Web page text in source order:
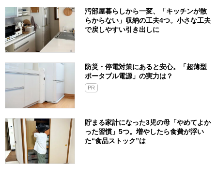
汚部屋暮らしから一変、「キッチンが散
らからない」収納の工夫4つ。小さな工夫
で戻しやすい引き出しに
防災・停電対策にあると安心。「超薄型
ポータブル電源」の実力は？​
PR
貯まる家計になった3児の母「やめてよか
った習慣」5つ。増やしたら食費が浮い
た“食品ストック”は